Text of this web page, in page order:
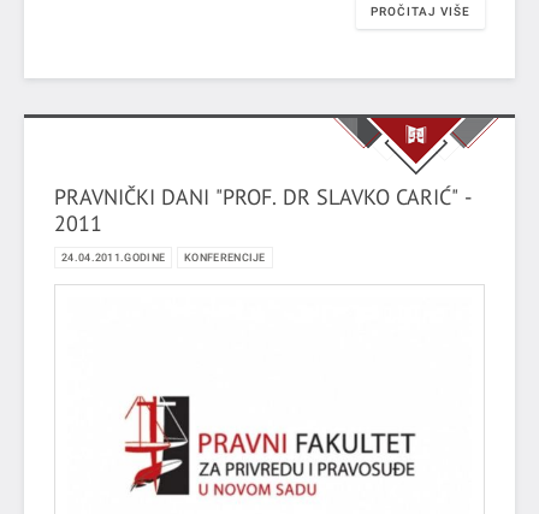
PROČITAJ VIŠE
PRAVNIČKI DANI "PROF. DR SLAVKO CARIĆ" -
2011
24.04.2011.GODINE KONFERENCIJE